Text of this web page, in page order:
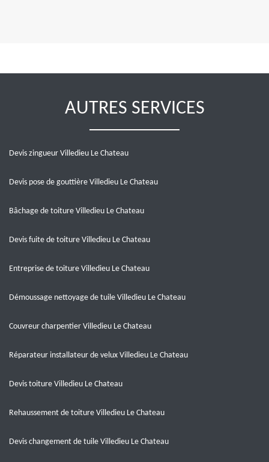
AUTRES SERVICES
Devis zingueur Villedieu Le Chateau
Devis pose de gouttière Villedieu Le Chateau
Bâchage de toiture Villedieu Le Chateau
Devis fuite de toiture Villedieu Le Chateau
Entreprise de toiture Villedieu Le Chateau
Démoussage nettoyage de tuile Villedieu Le Chateau
Couvreur charpentier Villedieu Le Chateau
Réparateur installateur de velux Villedieu Le Chateau
Devis toiture Villedieu Le Chateau
Rehaussement de toiture Villedieu Le Chateau
Devis changement de tuile Villedieu Le Chateau